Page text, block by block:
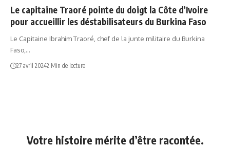
Le capitaine Traoré pointe du doigt la Côte d’Ivoire
pour accueillir les déstabilisateurs du Burkina Faso
Le Capitaine Ibrahim Traoré, chef de la junte militaire du Burkina
Faso,…
27 avril 20242 Min de lecture
Votre histoire mérite d’être racontée.